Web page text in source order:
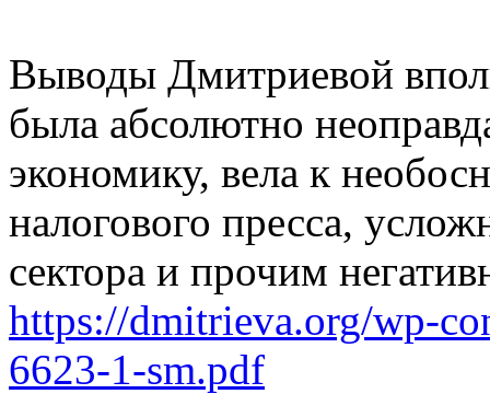
Выводы Дмитриевой
была абсолютно
экономику, вела к
налогового пресса,
сектора и прочим
https://dmitrieva.org/wp-
6623-1-sm.pdf